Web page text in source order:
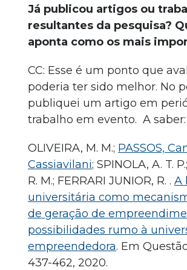
Já publicou artigos ou
resultantes da pesquisa?
aponta como os mais
CC: Esse é um ponto que
poderia ter sido melhor. No
publiquei um artigo em
trabalho em evento. A saber:
OLIVEIRA, M. M.; PASSOS,
Cassiavilani; SPINOLA, A. T.
R. M.; FERRARI JUNIOR, R. . A
universitária como
de geração de
possibilidades rumo à
empreendedora. Em
437-462, 2020.